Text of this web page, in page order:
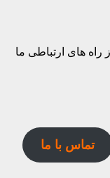
راه های ارتباطی ما
تماس با ما